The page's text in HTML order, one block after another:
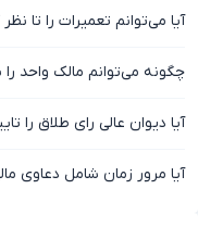
آیا می‌توانم تعمیرات را تا
چگونه می‌توانم مالک واحد
آیا دیوان عالی رای طلاق را
آیا مرور زمان شامل دعاوی